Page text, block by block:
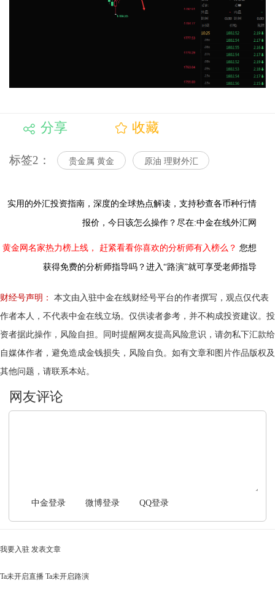
分享 收藏
标签2： 贵金属 黄金 原油 理财外汇
实用的外汇投资指南， 深度的全球热点解读， 支持秒查各币种行情
报价，今日该怎么操作？尽在:中金在线外汇网
黄金网名家热力榜上线， 赶紧看看你喜欢的分析师有入榜么？ 您想
获得免费的分析师指导吗？进入“路演”就可享受老师指导
财经号声明：
本文由入驻中金在线财经号平台的作者撰写，观点仅代表
作者本人，不代表中金在线立场。仅供读者参考，并不构成投资建议。投
资者据此操作，风险自担。同时提醒网友提高风险意识，请勿私下汇款给
自媒体作者，避免造成金钱损失，风险自负。如有文章和图片作品版权及
其他问题，请联系本站。
中金登录 微博登录 QQ登录
我要入驻 发表文章
Ta未开启直播 Ta未开启路演